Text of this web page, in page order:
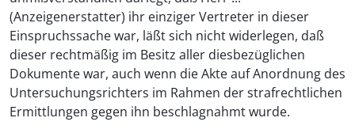
(Anzeigenerstatter) ihr einziger Vertreter in dieser
Einspruchssache war, läßt sich nicht widerlegen, daß
dieser rechtmäßig im Besitz aller diesbezüglichen
Dokumente war, auch wenn die Akte auf Anordnung des
Untersuchungsrichters im Rahmen der strafrechtlichen
Ermittlungen gegen ihn beschlagnahmt wurde.